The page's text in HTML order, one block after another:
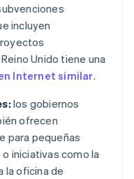
incluyen
Unido tiene una
Internet similar.
los gobiernos
ofrecen
para pequeñas
iniciativas como la
la oficina de